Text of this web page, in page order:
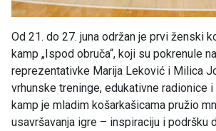
Od 21. do 27. juna održan je prvi ženski
kamp „Ispod obruča“, koji su pokrenule
reprezentativke Marija Leković i Milica
vrhunske treninge, edukativne radionice
kamp je mladim košarkašicama pružio
usavršavanja igre – inspiraciju i podršku